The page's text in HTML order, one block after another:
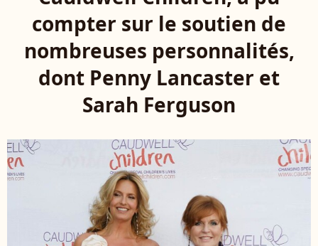
compter sur le soutien de
nombreuses personnalités,
dont Penny Lancaster et
Sarah Ferguson